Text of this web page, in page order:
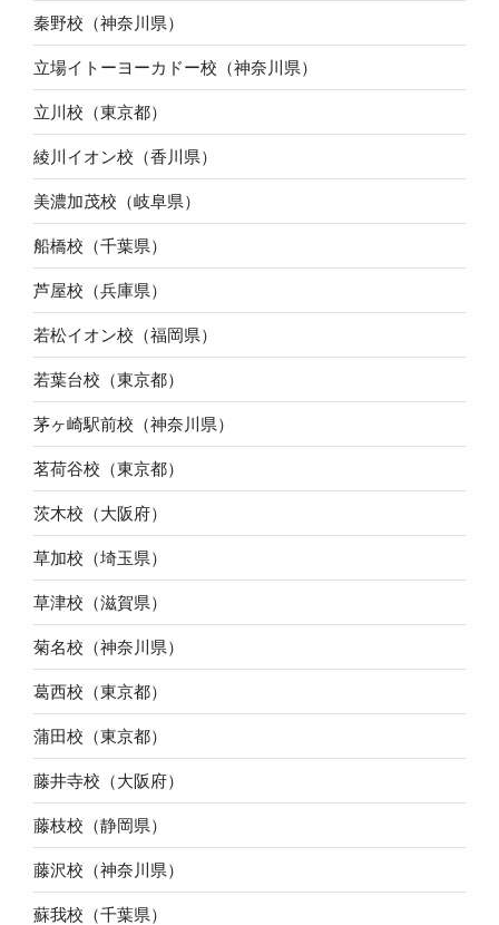
秦野校（神奈川県）
立場イトーヨーカドー校（神奈川県）
立川校（東京都）
綾川イオン校（香川県）
美濃加茂校（岐阜県）
船橋校（千葉県）
芦屋校（兵庫県）
若松イオン校（福岡県）
若葉台校（東京都）
茅ヶ崎駅前校（神奈川県）
茗荷谷校（東京都）
茨木校（大阪府）
草加校（埼玉県）
草津校（滋賀県）
菊名校（神奈川県）
葛西校（東京都）
蒲田校（東京都）
藤井寺校（大阪府）
藤枝校（静岡県）
藤沢校（神奈川県）
蘇我校（千葉県）